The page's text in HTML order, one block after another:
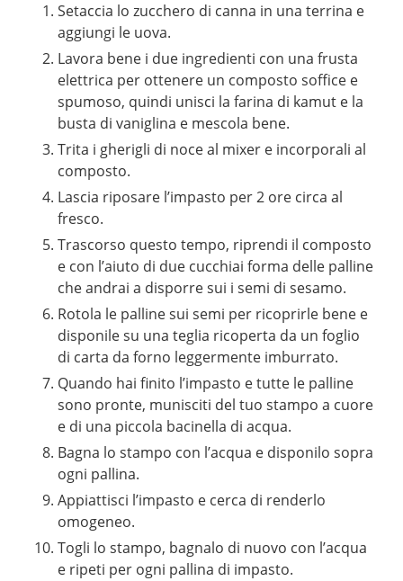
Setaccia lo zucchero di canna in una terrina e
aggiungi le uova.
Lavora bene i due ingredienti con una frusta
elettrica per ottenere un composto soffice e
spumoso, quindi unisci la farina di kamut e la
busta di vaniglina e mescola bene.
Trita i gherigli di noce al mixer e incorporali al
composto.
Lascia riposare l’impasto per 2 ore circa al
fresco.
Trascorso questo tempo, riprendi il composto
e con l’aiuto di due cucchiai forma delle palline
che andrai a disporre sui i semi di sesamo.
Rotola le palline sui semi per ricoprirle bene e
disponile su una teglia ricoperta da un foglio
di carta da forno leggermente imburrato.
Quando hai finito l’impasto e tutte le palline
sono pronte, munisciti del tuo stampo a cuore
e di una piccola bacinella di acqua.
Bagna lo stampo con l’acqua e disponilo sopra
ogni pallina.
Appiattisci l’impasto e cerca di renderlo
omogeneo.
Togli lo stampo, bagnalo di nuovo con l’acqua
e ripeti per ogni pallina di impasto.